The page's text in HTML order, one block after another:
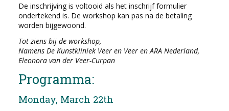
De inschrijving is voltooid als het inschrijf formulier
ondertekend is. De workshop kan pas na de betaling
worden bijgewoond.
Tot ziens bij de workshop,
Namens De Kunstkliniek Veer en Veer en ARA Nederland,
Eleonora van der Veer-Curpan
Programma:
Monday, March 22th